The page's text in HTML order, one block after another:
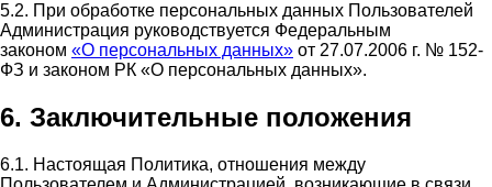
5.2. При обработке персональных данных Пользователей
Администрация руководствуется Федеральным
законом «О персональных данных» от 27.07.2006 г. № 152-
ФЗ и законом РК «О персональных данных».
6. Заключительные положения
6.1. Настоящая Политика, отношения между